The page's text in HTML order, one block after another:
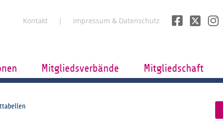
Kontakt Impressum & Datenschutz
Mitgliedsverbände Mitgliedschaft